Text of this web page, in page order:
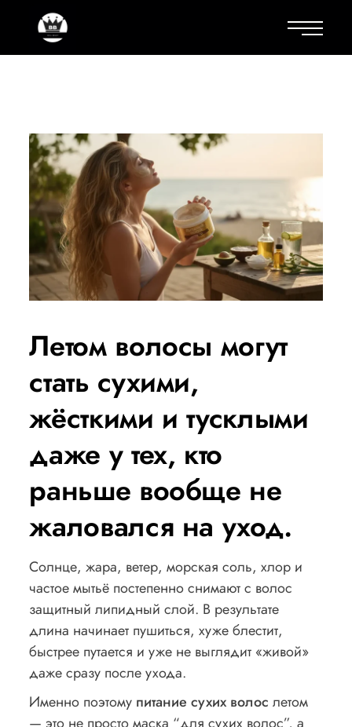
Летом волосы могут
стать сухими,
жёсткими и тусклыми
даже у тех, кто
раньше вообще не
жаловался на уход.
Солнце, жара, ветер, морская соль, хлор и
частое мытьё постепенно снимают с волос
защитный липидный слой. В результате
длина начинает пушиться, хуже блестит,
быстрее путается и уже не выглядит «живой»
даже сразу после ухода.
Именно поэтому питание сухих волос летом